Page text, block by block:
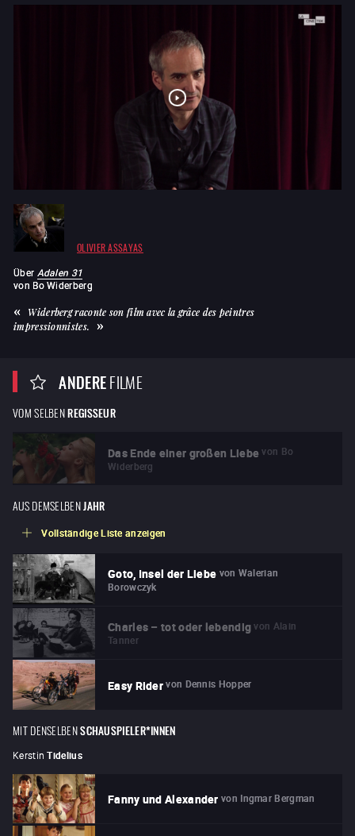
OLIVIER ASSAYAS
Über Adalen 31
von Bo Widerberg
Widerberg raconte son film avec la grâce des peintres
impressionnistes.
ANDEREFILME
VOM SELBENREGISSEUR
Das Ende einer großen Liebe von Bo
Widerberg
AUS DEMSELBENJAHR
Vollständige Liste anzeigen
Goto, Insel der Liebe von Walerian
Borowczyk
Charles – tot oder lebendig von Alain
Tanner
Easy Rider von Dennis Hopper
MIT DENSELBENSCHAUSPIELER*INNEN
Kerstin Tidelius
Fanny und Alexander von Ingmar Bergman